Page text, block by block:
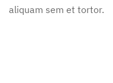
aliquam sem et tortor.